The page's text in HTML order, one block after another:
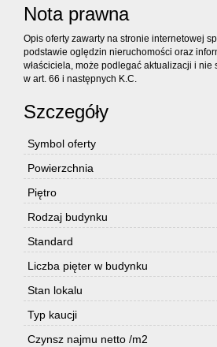
Nota prawna
Opis oferty zawarty na stronie internetowej
podstawie oględzin nieruchomości oraz
właściciela, może podlegać aktualizacji i nie
w art. 66 i następnych K.C.
Szczegóły
Symbol oferty
Powierzchnia
Piętro
Rodzaj budynku
Standard
Liczba pięter w budynku
Stan lokalu
Typ kaucji
Czynsz najmu netto /m2